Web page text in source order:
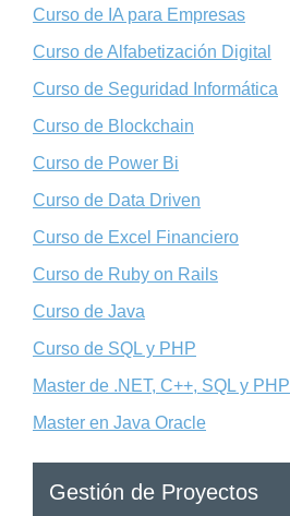
Curso de IA para Empresas
Curso de Alfabetización Digital
Curso de Seguridad Informática
Curso de Blockchain
Curso de Power Bi
Curso de Data Driven
Curso de Excel Financiero
Curso de Ruby on Rails
Curso de Java
Curso de SQL y PHP
Master de .NET, C++, SQL y PHP
Master en Java Oracle
Gestión de Proyectos